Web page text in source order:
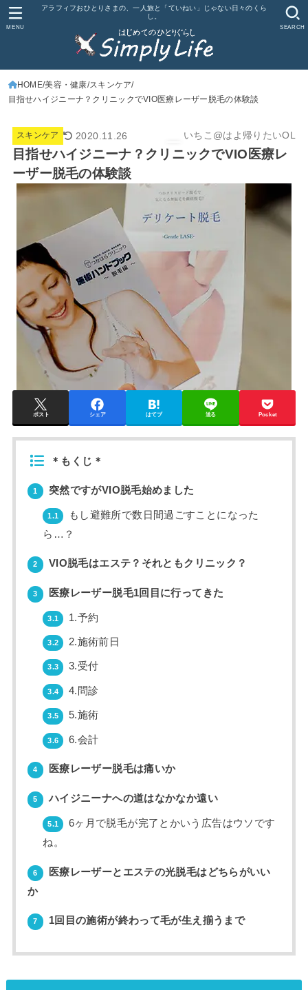
アラフィフおひとりさまの、一人旅と「ていねい」じゃない日々のくら
し。
SEARCH
MENU
HOME 美容・健康 スキンケア
目指せハイジニーナ？クリニックでVIO医療レーザー脱毛の体験談
スキンケア 2020.11.26 いちこ@はよ帰りたいOL
目指せハイジニーナ？クリニックでVIO医療レ
ーザー脱毛の体験談
ポスト シェア はてブ 送る Pocket
＊もくじ＊
1 突然ですがVIO脱毛始めました
1.1
もし避難所で数日間過ごすことになった
ら…？
2 VIO脱毛はエステ？それともクリニック？
3 医療レーザー脱毛1回目に行ってきた
3.1 1.予約
3.2 2.施術前日
3.3 3.受付
3.4 4.問診
3.5 5.施術
3.6 6.会計
4 医療レーザー脱毛は痛いか
5 ハイジニーナへの道はなかなか遠い
5.1
6ヶ月で脱毛が完了とかいう広告はウソです
ね。
6
医療レーザーとエステの光脱毛はどちらがいい
か
7 1回目の施術が終わって毛が生え揃うまで